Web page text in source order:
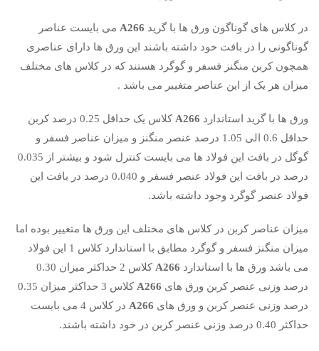
در کلاس های گوناگون ورق ها با گرید A266 می بایست عناصر
گوناگونی را در بافت خود داشته باشند این ورق ها دارای عناصری
همچون کربن منگنز فسفر و گوگرد هستند که در کلاس های مختلف
میزان هر یک از این عناصر متغییر می باشد .
ورق ها با گرید استاندارد A266
کلاس یک حداقل 0.25 درصد کربن
حداقل 0.6 الی 1.05 درصد عنصر منگنز و میزان عناصر فسفر و
گوگل در بافت این فولاد ها می بایست کنترل شود و بیشتر از 0.035
درصد در بافت این فولاد عنصر فسفر و 0.040 درصد در بافت این
فولاد عنصر گوگرد وجود داشته باشد.
میزان عناصر کربن در کلاس های مختلف این ورق ها متغییر بوده اما
میزان منگنز فسفر و گوگرد مطابق با استاندارد کلاس 1 این فولاد
می باشد ورق ها با استاندارد A266
کلاس 2 حداکثر میزان 0.30
درصد وزنی عنصر کربن ورق های A266
کلاس 3 حداکثر میزان 0.35
درصد وزنی عنصر کربن و ورق های A266
در کلاس 4 می بایست
حداکثر 0.40 درصد وزنی عنصر کربن در خود داشته باشند.